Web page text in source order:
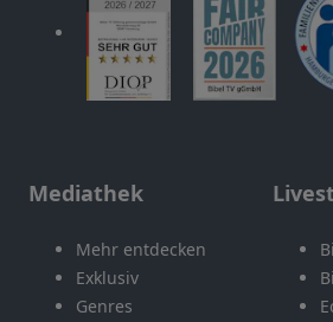
Mediathek
Mehr entdecken
Exklusiv
Genres